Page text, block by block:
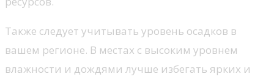
Также следует учитывать уровень осадков в
вашем регионе. В местах с высоким уровнем
влажности и дождями лучше избегать ярких и